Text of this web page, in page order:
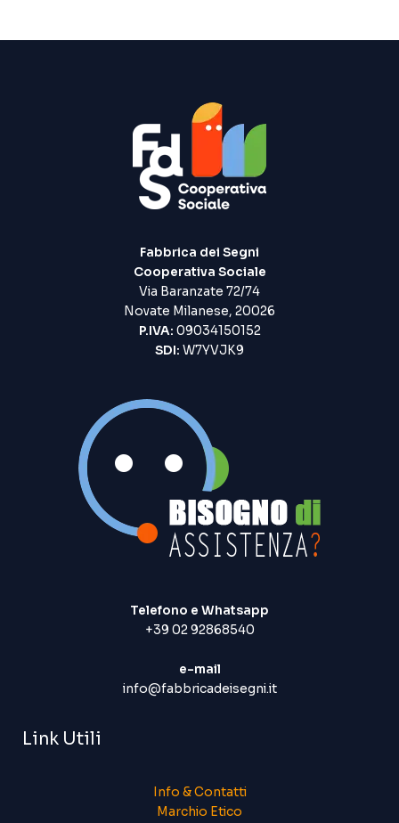
22,00 €
Fabbrica dei Segni
Cooperativa Sociale
Via Baranzate 72/74
Novate Milanese, 20026
P.IVA: 09034150152
SDI: W7YVJK9
Telefono e Whatsapp
+39 02 92868540
e-mail
info@fabbricadeisegni.it
Link Utili
Info & Contatti
Marchio Etico